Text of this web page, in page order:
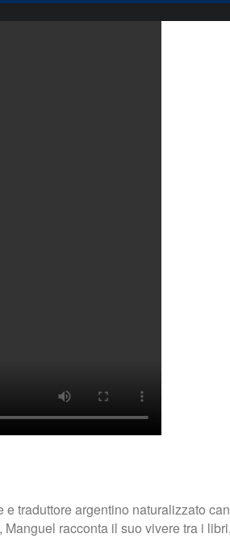
traduttore argentino naturalizzato
racconta il suo vivere tra i